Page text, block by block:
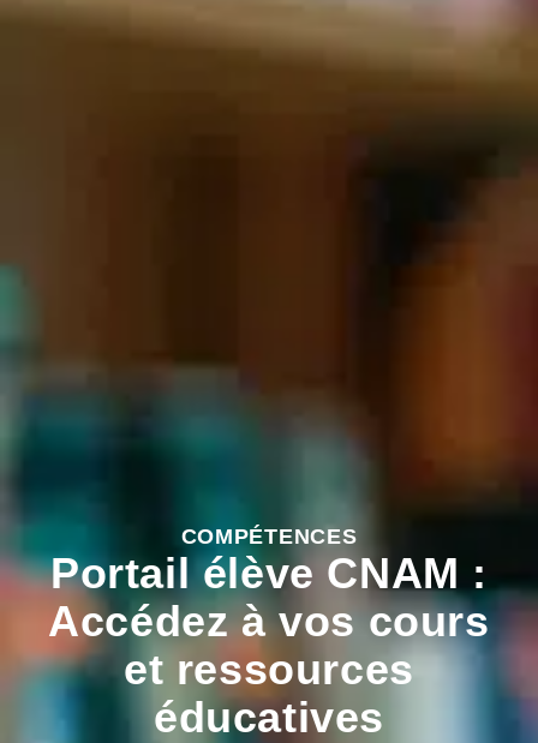
COMPÉTENCES
Portail élève CNAM :
Accédez à vos cours
et ressources
éducatives